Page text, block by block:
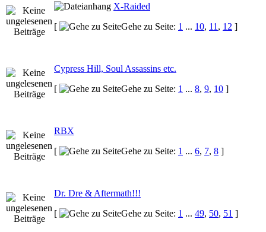
X-Raided
[
Gehe zu Seite: 1 ... 10, 11 , 12 ]
Cypress Hill, Soul Assassins etc.
[
Gehe zu Seite: 1 ... 8, 9, 10 ]
RBX
[
Gehe zu Seite: 1 ... 6, 7, 8 ]
Dr. Dre & Aftermath!!!
[
Gehe zu Seite: 1 ... 49, 50, 51 ]